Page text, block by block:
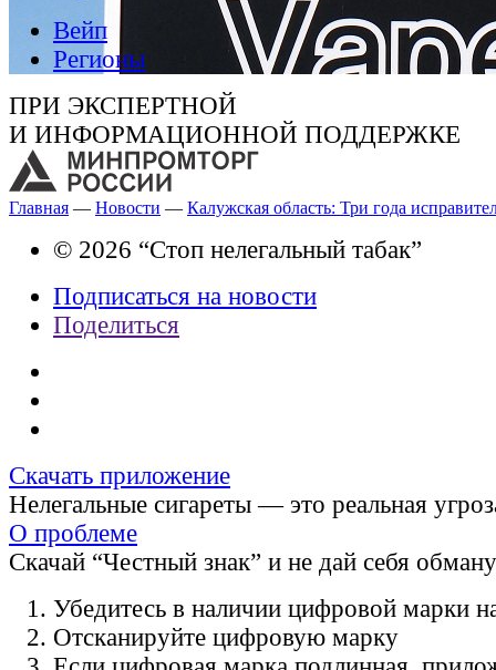
Вейп
Регионы
ПРИ ЭКСПЕРТНОЙ
И ИНФОРМАЦИОННОЙ ПОДДЕРЖКЕ
Главная — Новости — Калужская область: Три года
© 2026 “Стоп нелегальный табак”
Подписаться на новости
Поделиться
Скачать приложение
Нелегальные сигареты — это реальная
О проблеме
Скачай “Честный знак” и не дай себя
Убедитесь в наличии цифровой марки
Отсканируйте цифровую марку